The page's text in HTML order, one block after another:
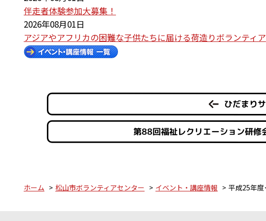
伴走者体験参加大募集！
2026年08月01日
アジアやアフリカの困難な子供たちに届ける荷造りボランティア
ひだまり
第88回福祉レクリエーション研修
ホーム 松山市ボランティアセンター イベント・講座情報 平成25年度